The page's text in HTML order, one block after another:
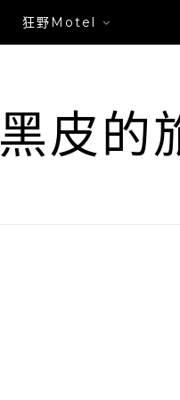
狂野Motel
黑皮的